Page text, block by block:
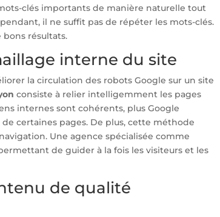
clés importants de manière naturelle tout
il ne suffit pas de répéter les mots-clés.
résultats.
interne du site
la circulation des robots Google sur un site
consiste à relier intelligemment les pages
internes sont cohérents, plus Google
certaines pages. De plus, cette méthode
Une agence spécialisée comme
de guider à la fois les visiteurs et les
de qualité